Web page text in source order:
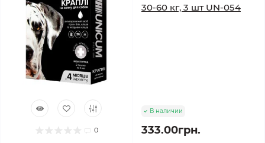
0
30-60 кг, 3 шт UN-054
В наличии
333.00грн.